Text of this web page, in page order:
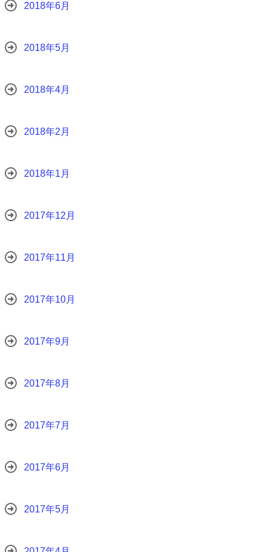
2018年6月
2018年5月
2018年4月
2018年2月
2018年1月
2017年12月
2017年11月
2017年10月
2017年9月
2017年8月
2017年7月
2017年6月
2017年5月